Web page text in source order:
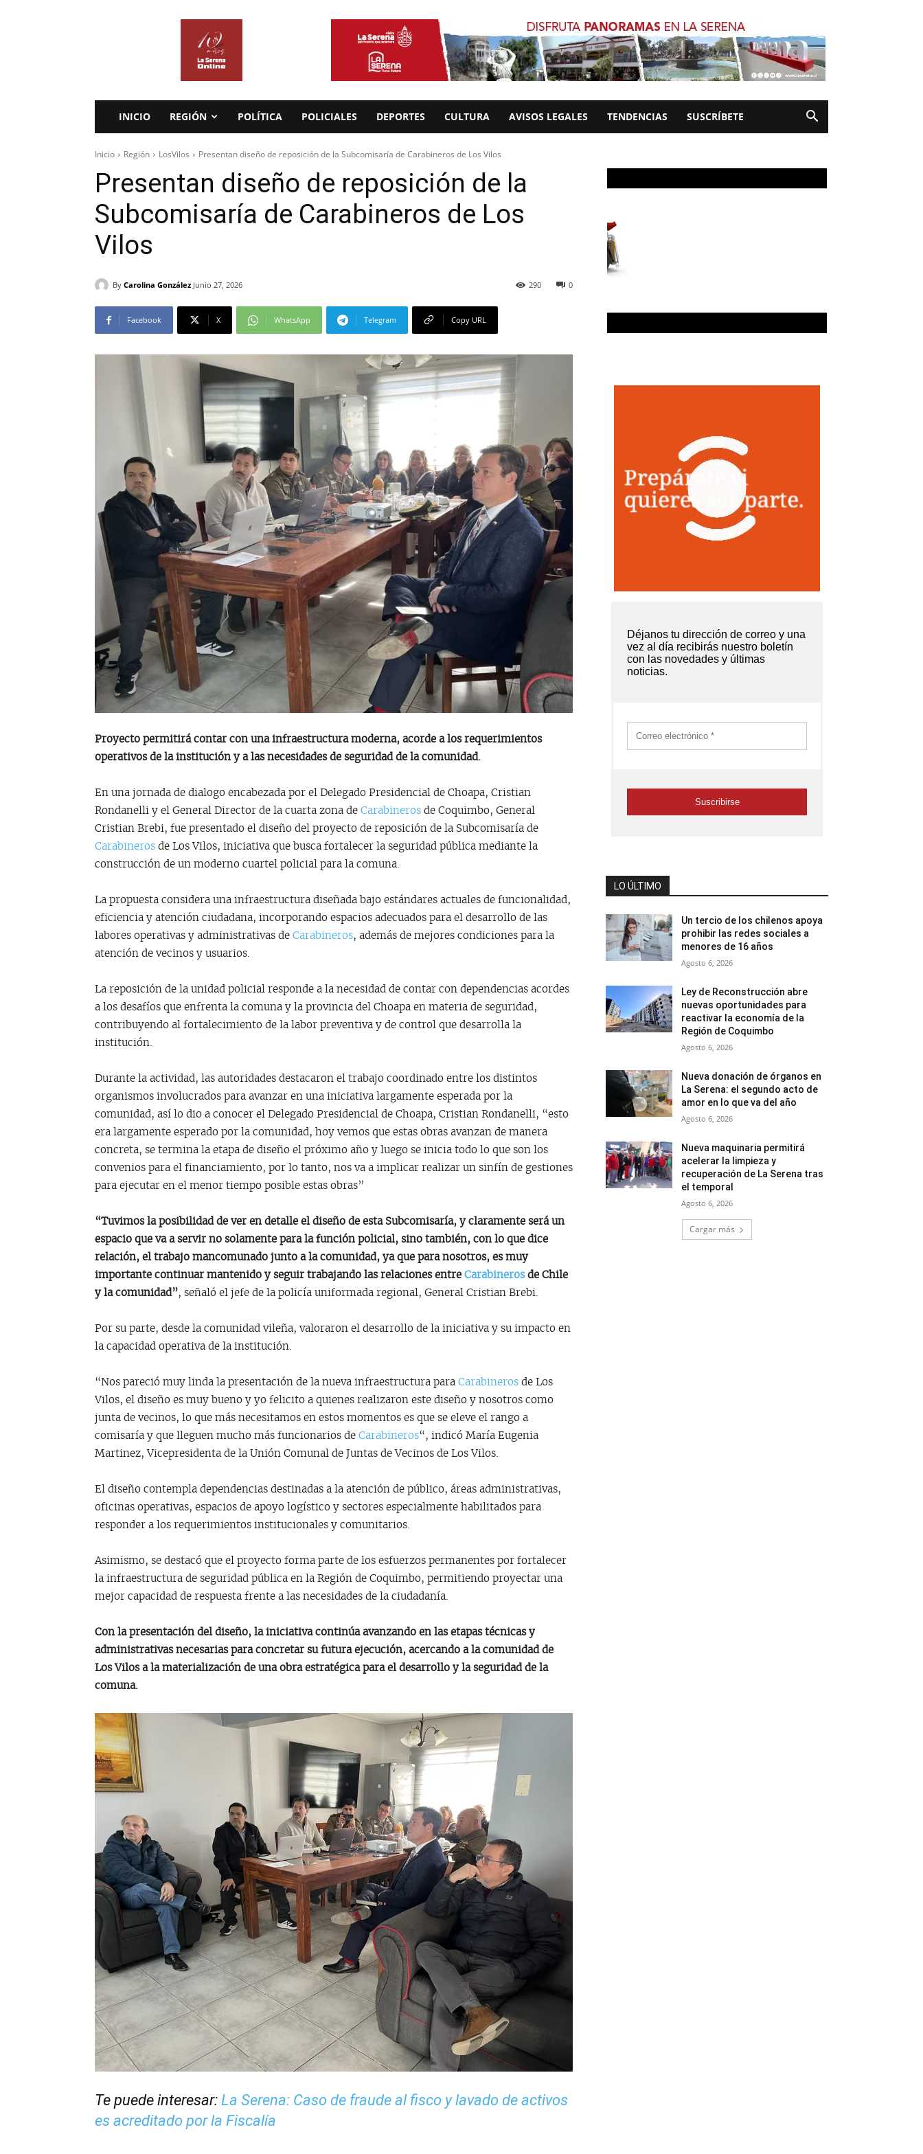
INICIO REGIÓN POLÍTICA POLICIALES DEPORTES CULTURA AVISOS LEGALES TENDENCIAS SUSCRÍBETE
Inicio Región LosVilos Presentan diseño de reposición de la Subcomisaría de Carabineros de Los Vilos
Presentan diseño de reposición de la
Subcomisaría de Carabineros de Los
Vilos
By Carolina González Junio 27, 2026 0
290
Facebook X WhatsApp Telegram Copy URL
Proyecto permitirá contar con una infraestructura moderna, acorde a los requerimientos
operativos de la institución y a las necesidades de seguridad de la comunidad.
En una jornada de dialogo encabezada por el Delegado Presidencial de Choapa, Cristian
Rondanelli y el General Director de la cuarta zona de Carabineros de Coquimbo, General
Cristian Brebi, fue presentado el diseño del proyecto de reposición de la Subcomisaría de
Carabineros de Los Vilos, iniciativa que busca fortalecer la seguridad pública mediante la
construcción de un moderno cuartel policial para la comuna.
La propuesta considera una infraestructura diseñada bajo estándares actuales de funcionalidad,
eficiencia y atención ciudadana, incorporando espacios adecuados para el desarrollo de las
labores operativas y administrativas de Carabineros, además de mejores condiciones para la
atención de vecinos y usuarios.
La reposición de la unidad policial responde a la necesidad de contar con dependencias acordes
a los desafíos que enfrenta la comuna y la provincia del Choapa en materia de seguridad,
contribuyendo al fortalecimiento de la labor preventiva y de control que desarrolla la
institución.
Durante la actividad, las autoridades destacaron el trabajo coordinado entre los distintos
organismos involucrados para avanzar en una iniciativa largamente esperada por la
comunidad, así lo dio a conocer el Delegado Presidencial de Choapa, Cristian Rondanelli, “esto
era largamente esperado por la comunidad, hoy vemos que estas obras avanzan de manera
concreta, se termina la etapa de diseño el próximo año y luego se inicia todo lo que son los
convenios para el financiamiento, por lo tanto, nos va a implicar realizar un sinfín de gestiones
para ejecutar en el menor tiempo posible estas obras”
“Tuvimos la posibilidad de ver en detalle el diseño de esta Subcomisaría, y claramente será un
espacio que va a servir no solamente para la función policial, sino también, con lo que dice
relación, el trabajo mancomunado junto a la comunidad, ya que para nosotros, es muy
importante continuar mantenido y seguir trabajando las relaciones entre Carabinerosde Chile
y la comunidad”, señaló el jefe de la policía uniformada regional, General Cristian Brebi.
Por su parte, desde la comunidad vileña, valoraron el desarrollo de la iniciativa y su impacto en
la capacidad operativa de la institución.
“Nos pareció muy linda la presentación de la nueva infraestructura para Carabineros de Los
Vilos, el diseño es muy bueno y yo felicito a quienes realizaron este diseño y nosotros como
junta de vecinos, lo que más necesitamos en estos momentos es que se eleve el rango a
comisaría y que lleguen mucho más funcionarios de Carabineros“, indicó María Eugenia
Martinez, Vicepresidenta de la Unión Comunal de Juntas de Vecinos de Los Vilos.
El diseño contempla dependencias destinadas a la atención de público, áreas administrativas,
oficinas operativas, espacios de apoyo logístico y sectores especialmente habilitados para
responder a los requerimientos institucionales y comunitarios.
Asimismo, se destacó que el proyecto forma parte de los esfuerzos permanentes por fortalecer
la infraestructura de seguridad pública en la Región de Coquimbo, permitiendo proyectar una
mejor capacidad de respuesta frente a las necesidades de la ciudadanía.
Con la presentación del diseño, la iniciativa continúa avanzando en las etapas técnicas y
administrativas necesarias para concretar su futura ejecución, acercando a la comunidad de
Los Vilos a la materialización de una obra estratégica para el desarrollo y la seguridad de la
comuna.
Te puede interesar: La Serena: Caso de fraude al fisco y lavado de activos
es acreditado por la Fiscalía
LO ÚLTIMO
Un tercio de los chilenos apoya
prohibir las redes sociales a
menores de 16 años
Agosto 6, 2026
Ley de Reconstrucción abre
nuevas oportunidades para
reactivar la economía de la
Región de Coquimbo
Agosto 6, 2026
Nueva donación de órganos en
La Serena: el segundo acto de
amor en lo que va del año
Agosto 6, 2026
Nueva maquinaria permitirá
acelerar la limpieza y
recuperación de La Serena tras
el temporal
Agosto 6, 2026
Cargar más